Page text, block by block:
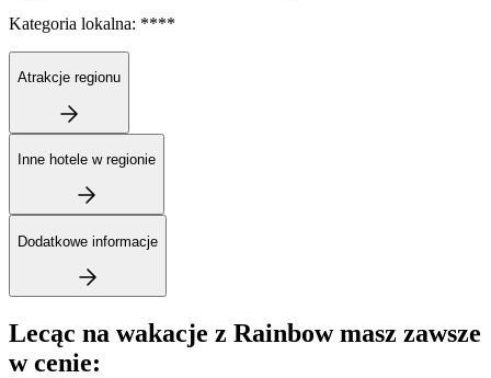
Kategoria lokalna: ****
Atrakcje regionu
Inne hotele w regionie
Dodatkowe informacje
Lecąc na wakacje z Rainbow masz zawsze
w cenie: